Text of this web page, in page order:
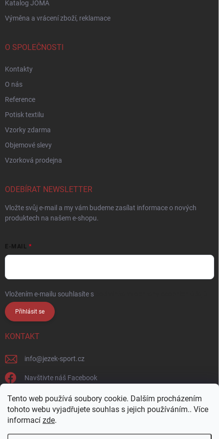
Tento web používá soubory cookie. Dalším procházením
tohoto webu vyjadřujete souhlas s jejich používáním.. Více
informací zde.
Katalog JOMA
Výměna a vrácení zboží, reklamace
O SPOLEČNOSTI
Kontakty
O nás
Reference
Potisk textilu
Vzorky zdarma
Objemové slevy
Vzorková prodejna
ODEBÍRAT NEWSLETTER
Vložte svůj e-mail a my vám budeme zasílat informace o nových
produktech na našem e-shopu.
E-MAIL
Vložením e-mailu souhlasíte s
Přihlásit se
KONTAKT
info@jezek-sport.cz
Navštivte náš Facebook
jezek_sport_np/